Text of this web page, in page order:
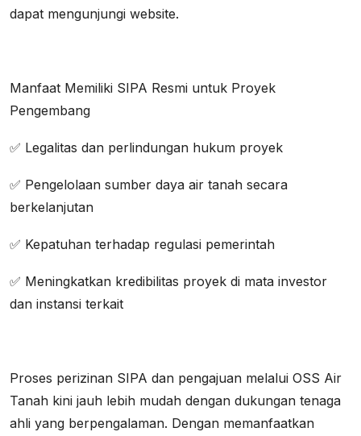
dapat mengunjungi website.
Manfaat Memiliki SIPA Resmi untuk Proyek
Pengembang
✅ Legalitas dan perlindungan hukum proyek
✅ Pengelolaan sumber daya air tanah secara
berkelanjutan
✅ Kepatuhan terhadap regulasi pemerintah
✅ Meningkatkan kredibilitas proyek di mata investor
dan instansi terkait
Proses perizinan SIPA dan pengajuan melalui OSS Air
Tanah kini jauh lebih mudah dengan dukungan tenaga
ahli yang berpengalaman. Dengan memanfaatkan